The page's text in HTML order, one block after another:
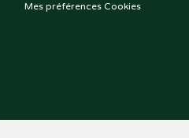
Mes préférences Cookies